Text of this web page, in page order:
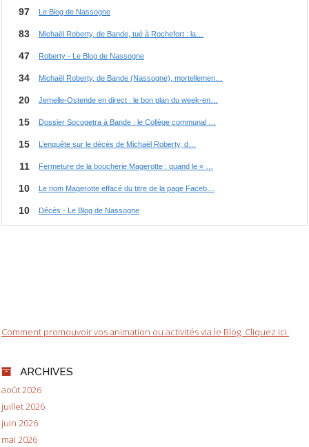
Comment promouvoir vos animation ou activités via le Blog. Cliquez ici.
ARCHIVES
août 2026
juillet 2026
juin 2026
mai 2026